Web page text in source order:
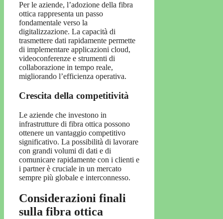
Per le aziende, l’adozione della fibra
ottica rappresenta un passo
fondamentale verso la
digitalizzazione. La capacità di
trasmettere dati rapidamente permette
di implementare applicazioni cloud,
videoconferenze e strumenti di
collaborazione in tempo reale,
migliorando l’efficienza operativa.
Crescita della competitività
Le aziende che investono in
infrastrutture di fibra ottica possono
ottenere un vantaggio competitivo
significativo. La possibilità di lavorare
con grandi volumi di dati e di
comunicare rapidamente con i clienti e
i partner è cruciale in un mercato
sempre più globale e interconnesso.
Considerazioni finali
sulla fibra ottica